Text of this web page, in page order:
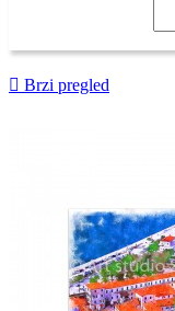
 Brzi pregled